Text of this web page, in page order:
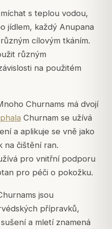
s teplou vodou,
jídlem, každý Anupana
cílovým tkáním.
různým
na použitém
Churnams má dvojí
Churnam se užívá
a aplikuje se vně jako
na čištění ran.
pro vnitřní podporu
pro péči o pokožku.
jsou
přípravků,
a mletí znamená